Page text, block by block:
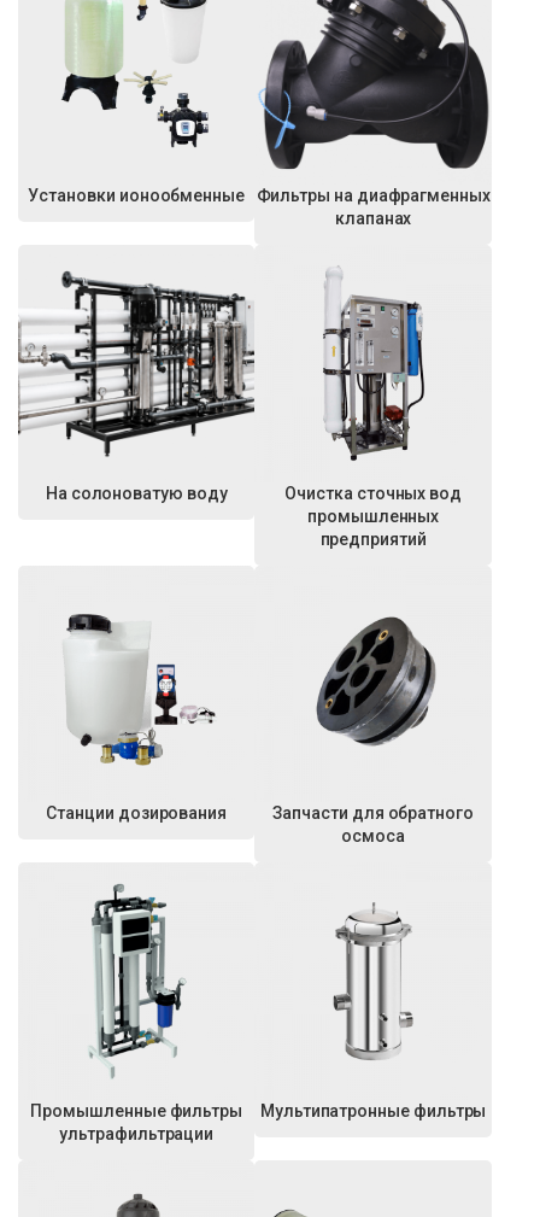
Установки ионообменные
Фильтры на диафрагменных
клапанах
На солоноватую воду
Очистка сточных вод
промышленных
предприятий
Станции дозирования
Запчасти для обратного
осмоса
Промышленные фильтры
ультрафильтрации
Мультипатронные фильтры